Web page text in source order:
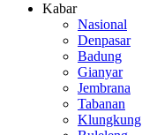
Kabar
Nasional
Denpasar
Badung
Gianyar
Jembrana
Tabanan
Klungkung